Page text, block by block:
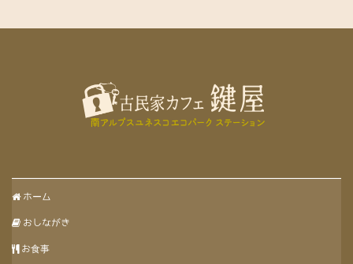
ホーム
おしながき
お食事